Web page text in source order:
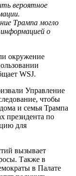
вероятное
Трампа могло
информацией о
окружение
WSJ.
Управление
чтобы
и семья Трампа
президента по
для
вызывает
Также в
в Палате